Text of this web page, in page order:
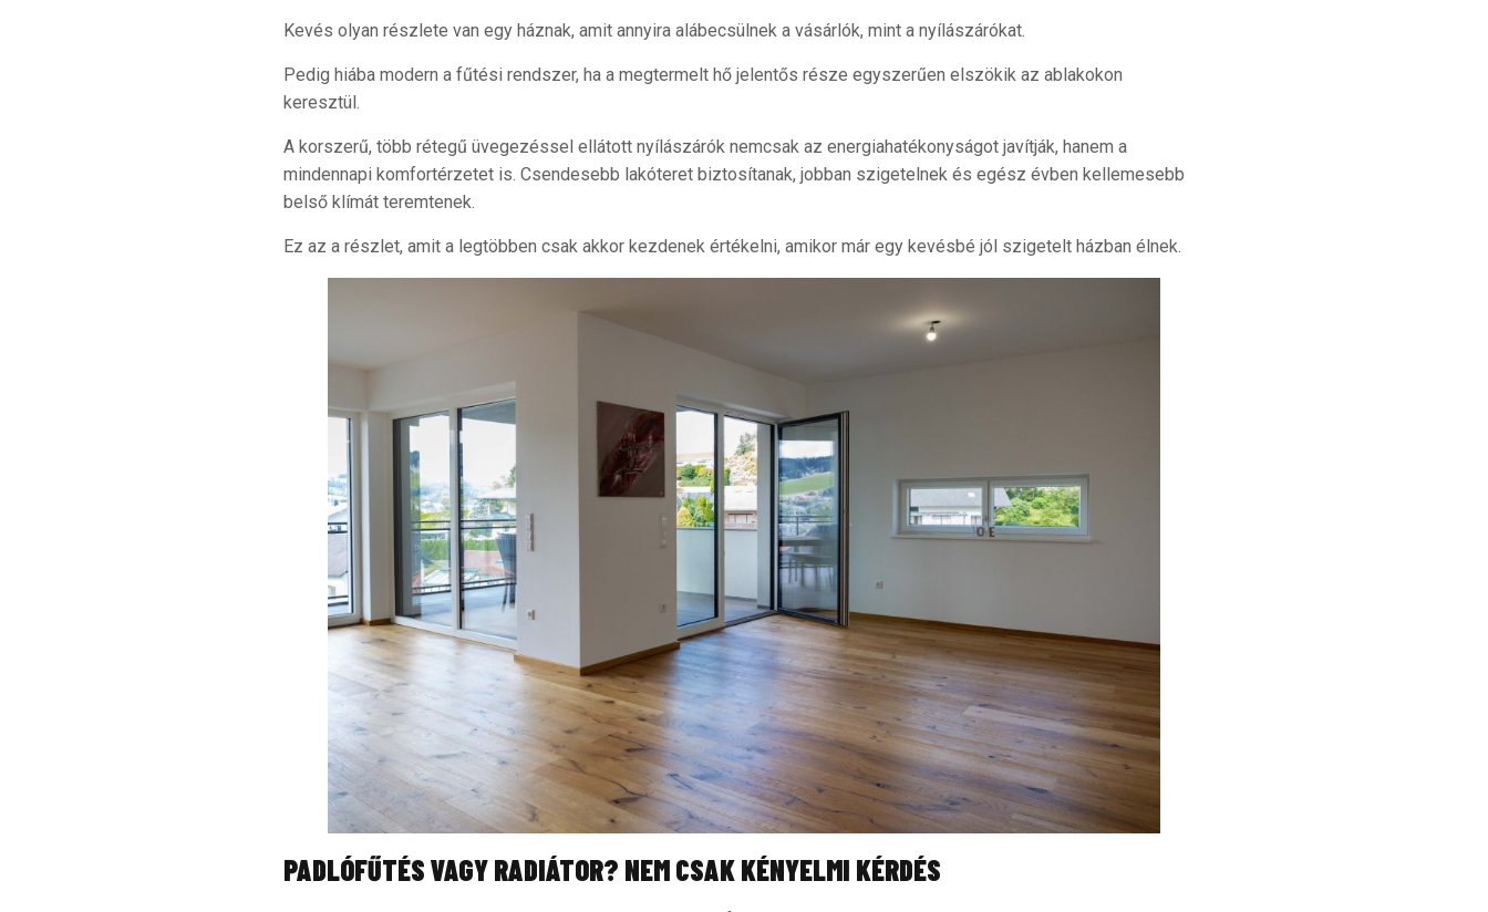
Kevés olyan részlete van egy háznak, amit annyira alábecsülnek a vásárlók, mint a nyílászárókat.
Pedig hiába modern a fűtési rendszer, ha a megtermelt hő jelentős része egyszerűen elszökik az ablakokon
keresztül.
A korszerű, több rétegű üvegezéssel ellátott nyílászárók nemcsak az energiahatékonyságot javítják, hanem a
mindennapi komfortérzetet is. Csendesebb lakóteret biztosítanak, jobban szigetelnek és egész évben kellemesebb
belső klímát teremtenek.
Ez az a részlet, amit a legtöbben csak akkor kezdenek értékelni, amikor már egy kevésbé jól szigetelt házban élnek.
PADLÓFŰTÉS VAGY RADIÁTOR? NEM CSAK KÉNYELMI KÉRDÉS